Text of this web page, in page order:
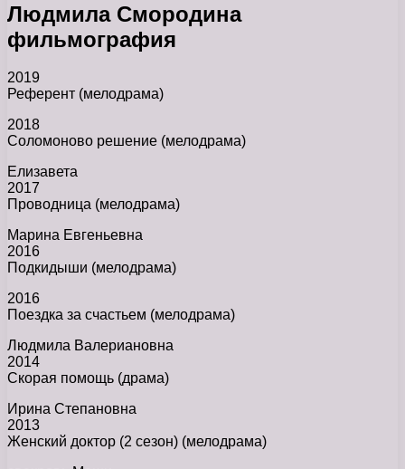
Людмила Смородина
фильмография
2019
Референт (мелодрама)
2018
Соломоново решение (мелодрама)
Елизавета
2017
Проводница (мелодрама)
Марина Евгеньевна
2016
Подкидыши (мелодрама)
2016
Поездка за счастьем (мелодрама)
Людмила Валериановна
2014
Скорая помощь (драма)
Ирина Степановна
2013
Женский доктор (2 сезон) (мелодрама)